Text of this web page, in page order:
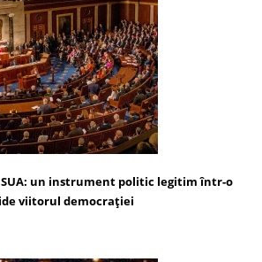
un instrument politic legitim într-o
viitorul democrației